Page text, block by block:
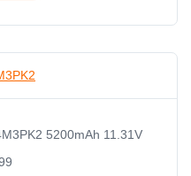
5200mAh 11.31V